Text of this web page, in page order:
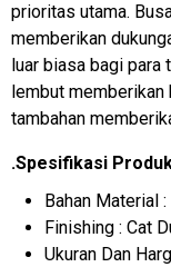
prioritas utama.
memberikan
luar biasa bagi para
lembut
tambahan
.Spesifikasi
Bahan Material
Finishing : Cat
Ukuran Dan